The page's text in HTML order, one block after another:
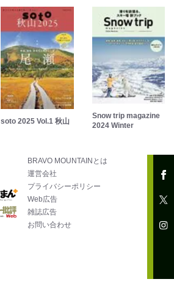
soto 2025 Vol.1 秋山
Snow trip magazine
2024 Winter
BRAVO MOUNTAINとは
運営会社
プライバシーポリシー
Web広告
雑誌広告
お問い合わせ